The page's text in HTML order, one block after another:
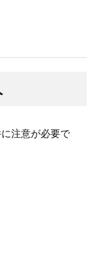
注意が必要で